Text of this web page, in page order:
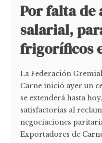
Por falta de
salarial,
frigoríficos
La Federación
Carne inició ayer un
se extenderá hasta
satisfactorias al
negociaciones
Exportadores de